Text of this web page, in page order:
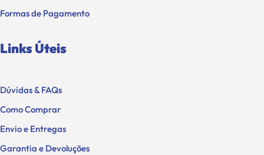
Formas de Pagamento
Links Úteis
Dúvidas & FAQs
Como Comprar
Envio e Entregas
Garantia e Devoluções